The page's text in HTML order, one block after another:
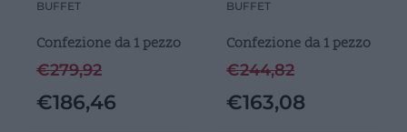
BUFFET
Confezione da 1 pezzo
€279,92
€186,46
BUFFET
Confezione da 1 pezzo
€244,82
€163,08